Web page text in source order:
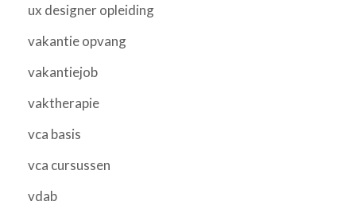
ux designer opleiding
vakantie opvang
vakantiejob
vaktherapie
vca basis
vca cursussen
vdab